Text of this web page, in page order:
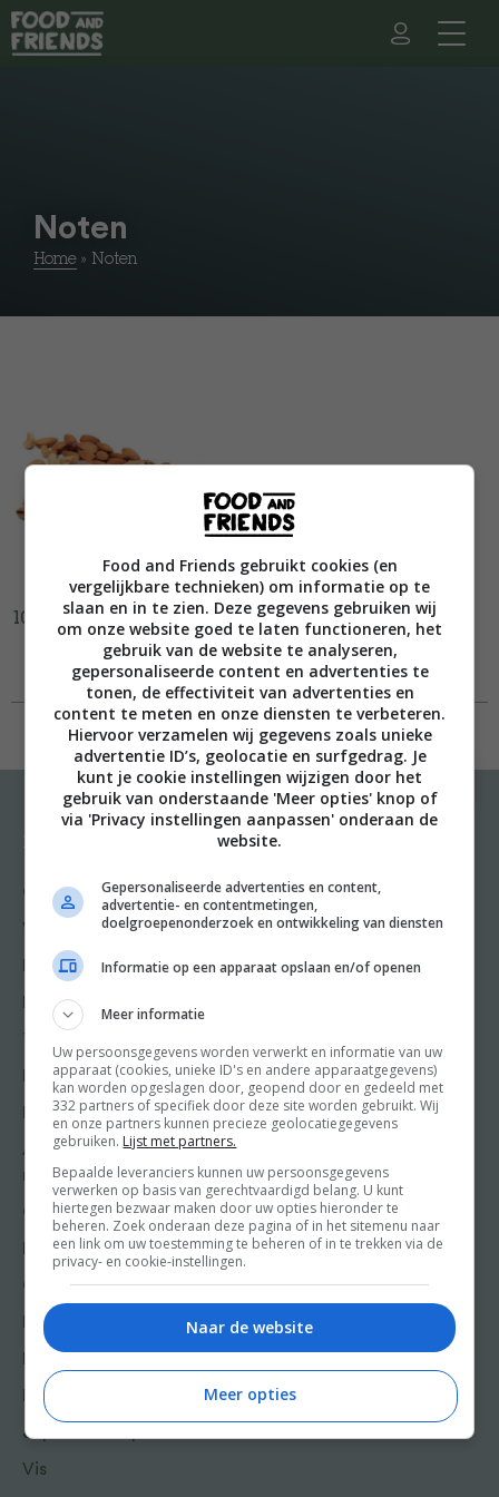
Noten
Home » Noten
10 soorten noten
Recepten
Gangen
Voorgerecht
Hoofdgerecht
Nagerecht
Tussengerecht
Lunch recepten
Bakrecepten
Aziatische en Oosterse
recepten
Chinese recepten
Franse recepten
Griekse recepten
Hollandse recepten
Italiaanse recepten
Japanse recepten
Vis
Meer van Food and
Shop
Friends
Win
Food and Friends gebruikt cookies (en
vergelijkbare technieken) om informatie op te
slaan en in te zien. Deze gegevens gebruiken wij
om onze website goed te laten functioneren, het
gebruik van de website te analyseren,
gepersonaliseerde content en advertenties te
tonen, de effectiviteit van advertenties en
content te meten en onze diensten te verbeteren.
Hiervoor verzamelen wij gegevens zoals unieke
advertentie ID’s, geolocatie en surfgedrag. Je
kunt je cookie instellingen wijzigen door het
gebruik van onderstaande 'Meer opties' knop of
via 'Privacy instellingen aanpassen' onderaan de
website.
Gepersonaliseerde advertenties en content,
advertentie- en contentmetingen,
doelgroepenonderzoek en ontwikkeling van diensten
Informatie op een apparaat opslaan en/of openen
Meer informatie
Uw persoonsgegevens worden verwerkt en informatie van uw
apparaat (cookies, unieke ID's en andere apparaatgegevens)
kan worden opgeslagen door, geopend door en gedeeld met
332 partners of specifiek door deze site worden gebruikt. Wij
en onze partners kunnen precieze geolocatiegegevens
gebruiken. Lijst met partners.
Bepaalde leveranciers kunnen uw persoonsgegevens
verwerken op basis van gerechtvaardigd belang. U kunt
hiertegen bezwaar maken door uw opties hieronder te
beheren. Zoek onderaan deze pagina of in het sitemenu naar
een link om uw toestemming te beheren of in te trekken via de
privacy- en cookie-instellingen.
Naar de website
Meer opties